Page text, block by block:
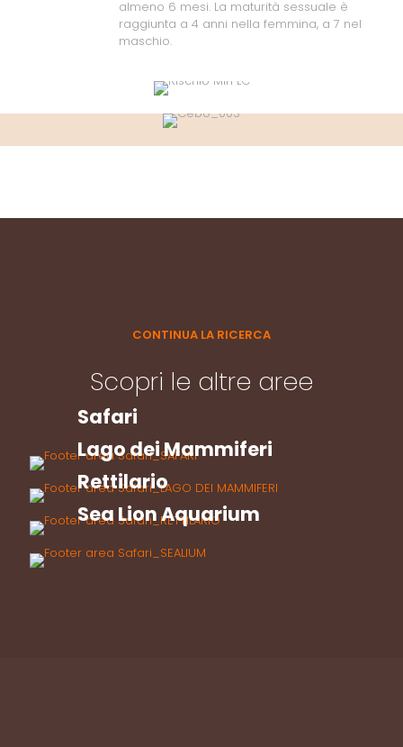
almeno 6 mesi. La maturità sessuale è
raggiunta a 4 anni nella femmina, a 7 nel
maschio.
CONTINUA LA RICERCA
Scopri le altre aree
Safari
Lago dei Mammiferi
Rettilario
Sea Lion Aquarium